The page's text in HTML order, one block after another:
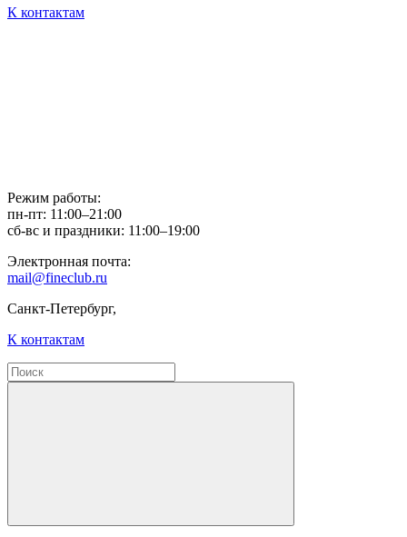
К контактам
Режим работы:
пн-пт: 11:00–21:00
сб-вс и праздники: 11:00–19:00
Электронная почта:
mail@fineclub.ru
Санкт-Петербург,
К контактам